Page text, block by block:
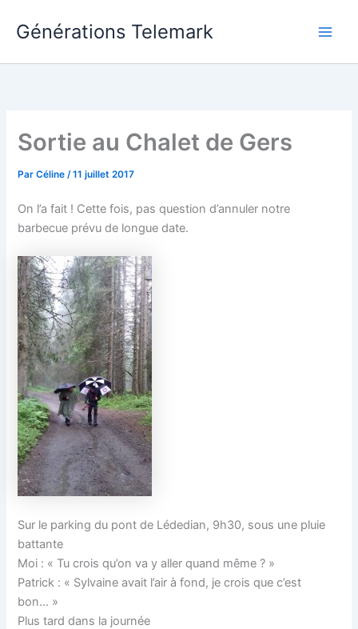
Générations Telemark
Sortie au Chalet de Gers
ParCéline/11 juillet 2017
On l’a fait ! Cette fois, pas question d’annuler notre
barbecue prévu de longue date.
Sur le parking du pont de Lédedian, 9h30, sous une pluie
battante
Moi : « Tu crois qu’on va y aller quand même ? »
Patrick : « Sylvaine avait l’air à fond, je crois que c’est
bon… »
Plus tard dans la journée